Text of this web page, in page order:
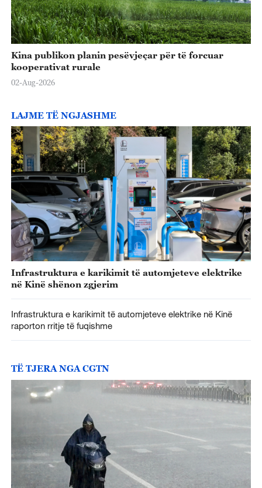
Kina publikon planin pesëvjeçar për të forcuar
kooperativat rurale
02-Aug-2026
LAJME TË NGJASHME
Infrastruktura e karikimit të automjeteve elektrike
në Kinë shënon zgjerim
Infrastruktura e karikimit të automjeteve elektrike në Kinë
raporton rritje të fuqishme
TË TJERA NGA CGTN